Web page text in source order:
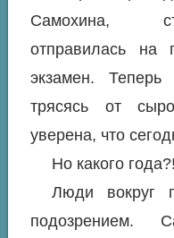
Самохина,
отправилась на
экзамен.
трясясь от
уверена, что
Но какого года?!
Люди вокруг
подозрением.